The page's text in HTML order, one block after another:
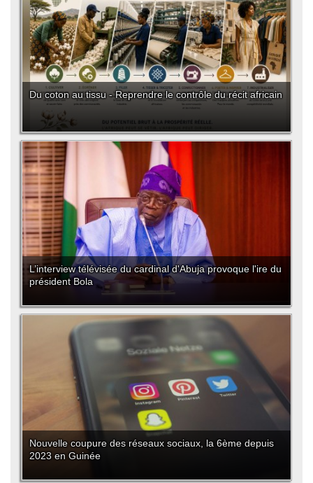
Du coton au tissu - Reprendre le contrôle du récit africain
L’interview télévisée du cardinal d'Abuja provoque l'ire du
président Bola
Nouvelle coupure des réseaux sociaux, la 6ème depuis
2023 en Guinée